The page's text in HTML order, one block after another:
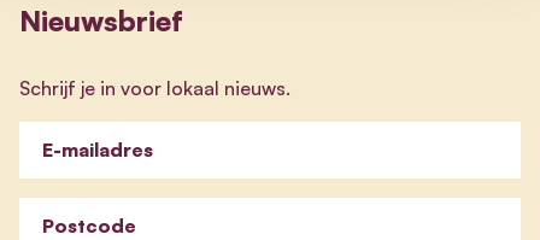
Nieuwsbrief
Schrijf je in voor lokaal nieuws.
E-mailadres
Postcode